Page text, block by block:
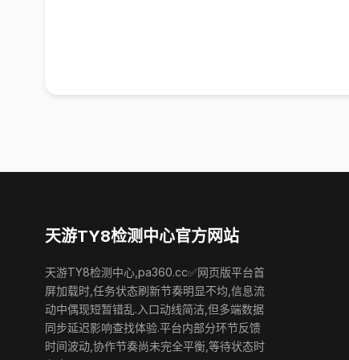
天游TY8检测中心官方网站
天游TY8检测中心,pa360.cc✅网页版平台首
屏加载时,任务状态刷新节奏明显不均,信息流
动中偶现短暂错乱.入口动线简洁,但多端数据
同步延迟影响查找体验.平台内部分环节反馈
时间波动,协作节奏尚未完全平衡,等待状态时